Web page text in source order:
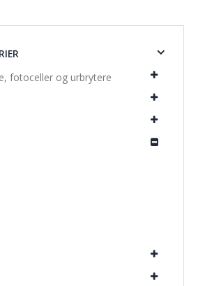
fotoceller og urbrytere